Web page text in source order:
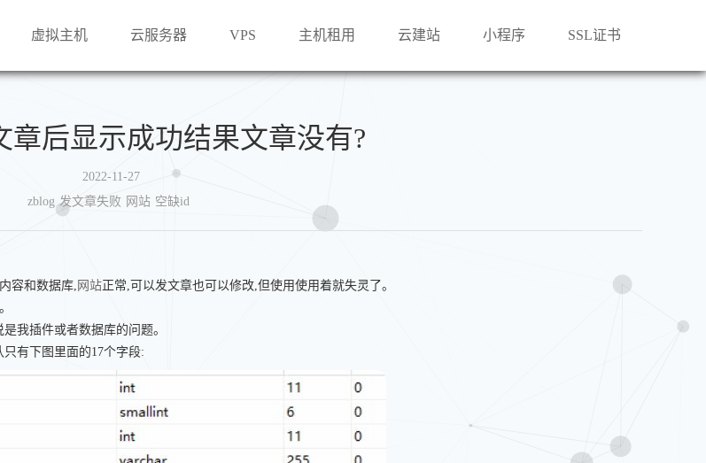
虚拟主机 云服务器 VPS 主机租用 云建站 小程序 SSL证书
章后显示成功结果文章没有?
2022-11-27
zblog 发文章失败 网站 空缺id
容和数据库,网站正常,可以发文章也可以修改,但使用使用着就失灵了。
我插件或者数据库的问题。
有下图里面的17个字段: